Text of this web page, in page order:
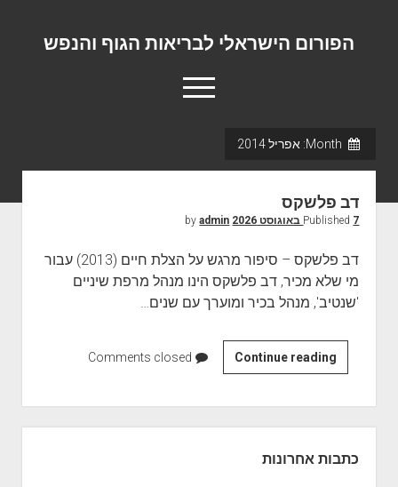
הפורום הישראלי לבריאות הגוף והנפש
o
p
יצירת קשר
אפריל 2014
דב פלשקס
Published 7 באוגוסט 2026 admin
דב פלשקס – סיפור מרגש על הצלת חיים (2013) עבור
מי שלא מכיר, דב פלשקס הינו מנהל מרפת שיניים
'שנטיב', מנהל בכיר ומוערך עם שנים…
Continue reading
ב
כתבות אחרונות